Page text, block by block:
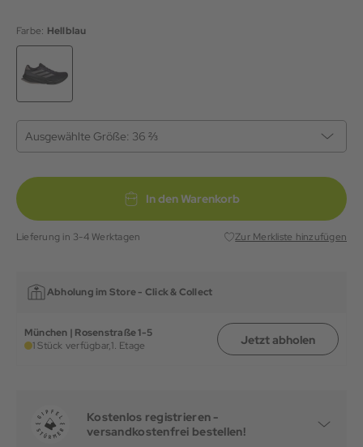
Farbe: Hellblau
Ausgewählte Größe: 36 ⅔
In den Warenkorb
Lieferung in 3-4 Werktagen Zur Merkliste hinzufügen
Abholung im Store - Click & Collect
München | Rosenstraße 1-5
1 Stück verfügbar,1. Etage Jetzt abholen
Kostenlos registrieren -
versandkostenfrei bestellen!